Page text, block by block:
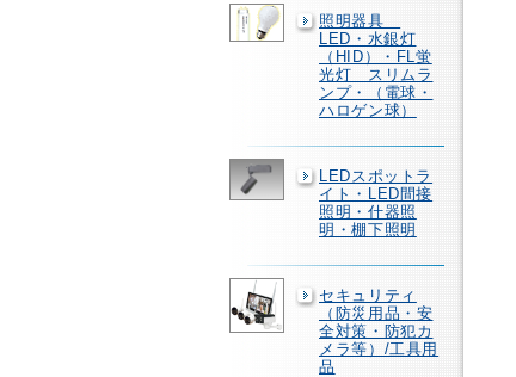
照明器具
LED・水銀灯
（HID）・FL蛍
光灯 スリムラ
ンプ・（電球・
ハロゲン球）
LEDスポットラ
イト・LED間接
照明・什器照
明・棚下照明
セキュリティ
（防災用品・安
全対策・防犯カ
メラ等）/工具用
品